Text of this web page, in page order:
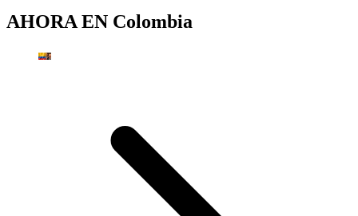
AHORA EN Colombia